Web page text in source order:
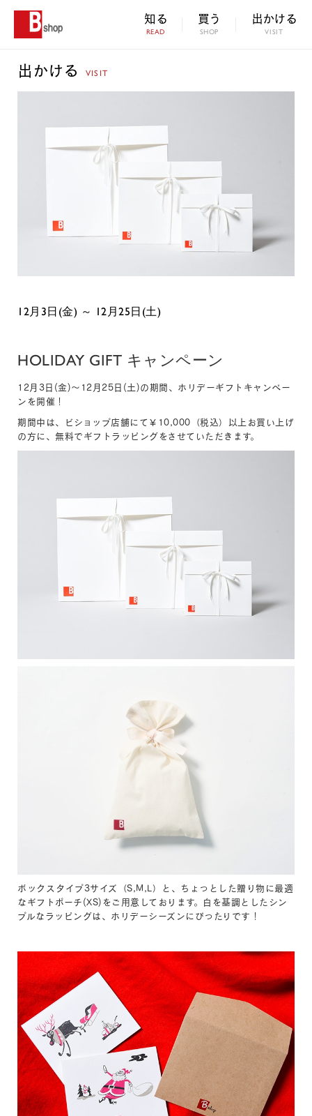
知る
READ
買う
SHOP
出かける
VISIT
出かける VISIT
12月3日(金) ～ 12月25日(土)
HOLIDAY GIFT キャンペーン
12月3日(金)～12月25日(土)の期間、ホリデーギフトキャンペー
ンを開催！
期間中は、ビショップ店舗にて￥10,000（税込）以上お買い上げ
の方に、無料でギフトラッピングをさせていただきます。
ボックスタイプ3サイズ（S,M,L）と、ちょっとした贈り物に最適
なギフトポーチ(XS)をご用意しております。白を基調としたシン
プルなラッピングは、ホリデーシーズンにぴったりです！